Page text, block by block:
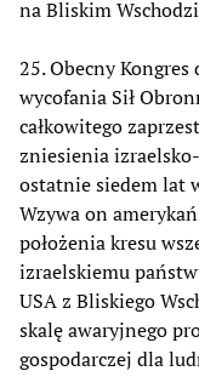
na Bliskim
25. Obecny
wycofania Sił
całkowitego
zniesienia
ostatnie siedem lat
Wzywa on
położenia kresu
izraelskiemu
USA z Bliskiego
skalę awaryjnego
gospodarczej dla